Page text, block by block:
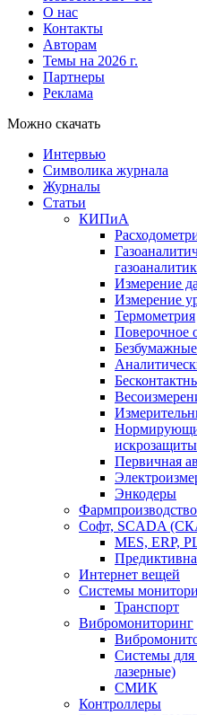
О нас
Контакты
Авторам
Темы на 2026 г.
Партнеры
Реклама
Можно скачать
Интервью
Символика журнала
Журналы
Статьи
КИПиА
Измерение
Измерение
Термометрия
Поверочное
искрозащиты
Первичная
Энкодеры
Фармпроизводство
Софт, SCADA
MES, ERP,
Интернет вещей
Системы
Транспорт
Вибромониторинг
Системы для
лазерные)
СМИК
Контроллеры